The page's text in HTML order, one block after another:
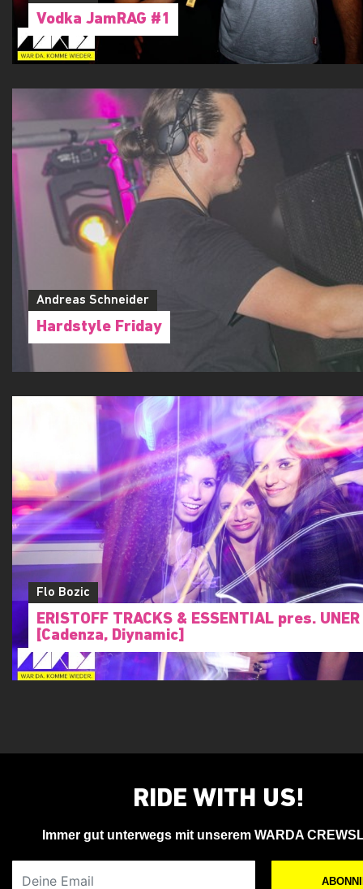
Vodka JamRAG #1
Andreas Schneider
Hardstyle Friday
Flo Bozic
ERISTOFF TRACKS & ESSENTIAL pres. UNER
[Cadenza, Diynamic]
RIDE WITH US!
Immer gut unterwegs mit unserem WARDA